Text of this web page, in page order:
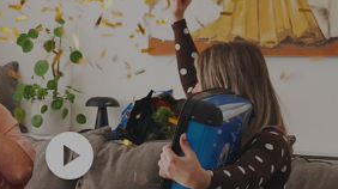
play_circle